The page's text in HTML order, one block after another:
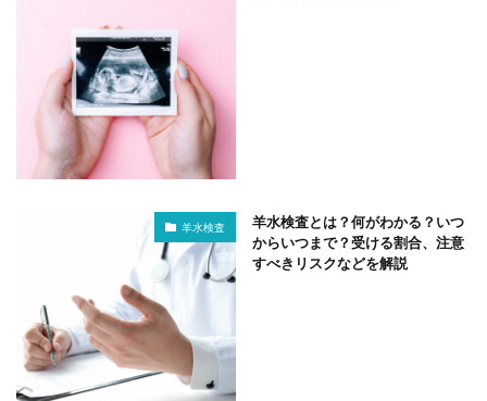
羊水検査
羊水検査とは？何がわかる？いつ
からいつまで？受ける割合、注意
すべきリスクなどを解説